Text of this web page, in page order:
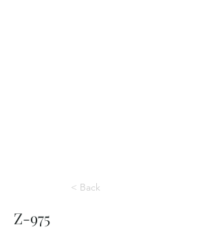
< Back
Z-975